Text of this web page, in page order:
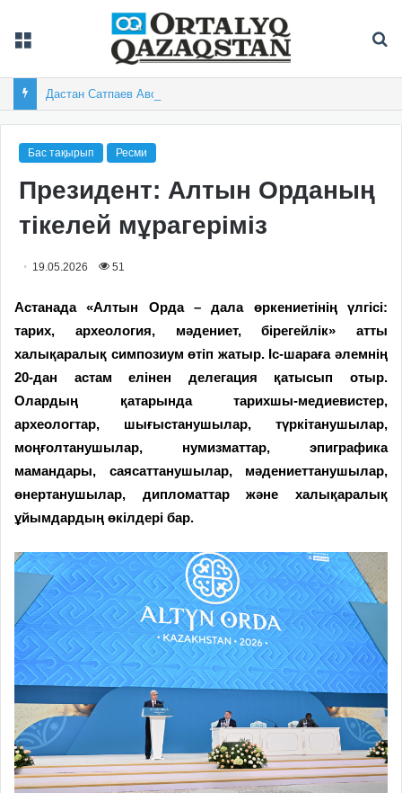
Бас тақырып Ресми
Президент: Алтын Орданың
тікелей мұрагеріміз
19.05.2026 51
Астанада «Алтын Орда – дала өркениетінің үлгісі:
тарих, археология, мәдениет, бірегейлік» атты
халықаралық симпозиум өтіп жатыр. Іс-шараға әлемнің
20-дан астам елінен делегация қатысып отыр.
Олардың қатарында тарихшы-медиевистер,
археологтар, шығыстанушылар, түркітанушылар,
моңғолтанушылар, нумизматтар, эпиграфика
мамандары, саясаттанушылар, мәдениеттанушылар,
өнертанушылар, дипломаттар және халықаралық
ұйымдардың өкілдері бар.